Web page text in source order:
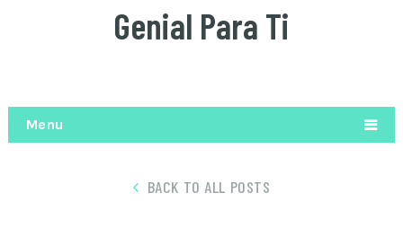
Genial Para Ti
Menu
BACK TO ALL POSTS